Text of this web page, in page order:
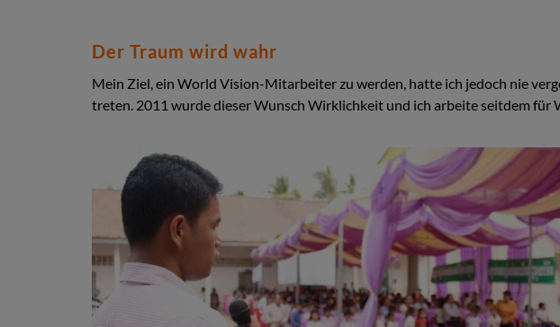
Der Traum wird wahr
Mein Ziel, ein World Vision-Mitarbeiter zu werden, hatte ich jedoch nie
treten. 2011 wurde dieser Wunsch Wirklichkeit und ich arbeite seitdem für